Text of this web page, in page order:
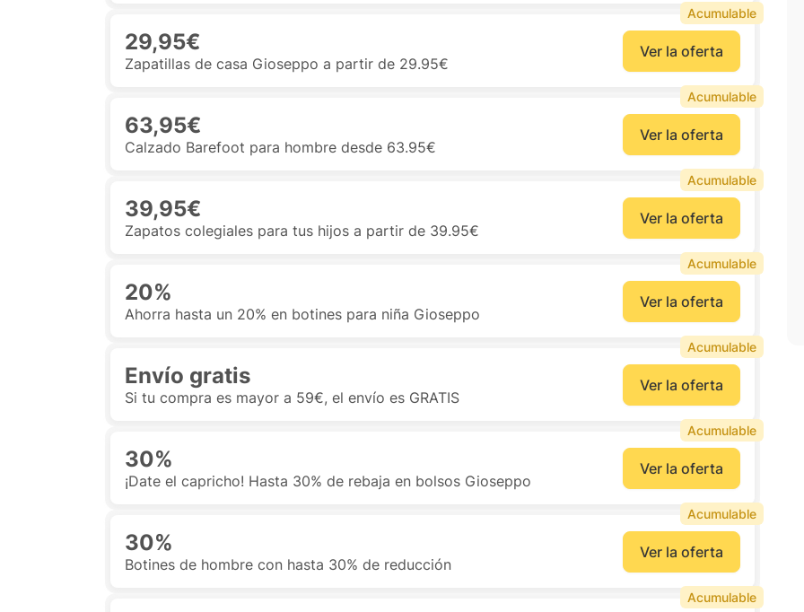
29,95€
Zapatillas de casa Gioseppo a partir de 29.95€
Ver la oferta
Acumulable
63,95€
Calzado Barefoot para hombre desde 63.95€
Ver la oferta
Acumulable
39,95€
Zapatos colegiales para tus hijos a partir de 39.95€
Ver la oferta
Acumulable
20%
Ahorra hasta un 20% en botines para niña Gioseppo
Ver la oferta
Acumulable
Envío gratis
Si tu compra es mayor a 59€, el envío es GRATIS
Ver la oferta
Acumulable
30%
¡Date el capricho! Hasta 30% de rebaja en bolsos Gioseppo
Ver la oferta
Acumulable
30%
Botines de hombre con hasta 30% de reducción
Ver la oferta
Acumulable
Acumulable